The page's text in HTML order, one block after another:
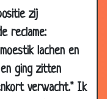
zij
reclame:
lachen en
ging zitten
verwacht." Ik
3.77
2.52